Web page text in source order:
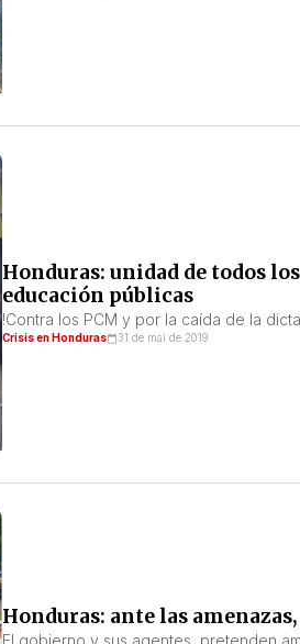
Honduras: unidad de todos
educación públicas
!Contra los PCM y por la caída de la
Crisis en Honduras 31 de mai de 2019
Honduras: ante las
El gobierno y sus agentes pretenden